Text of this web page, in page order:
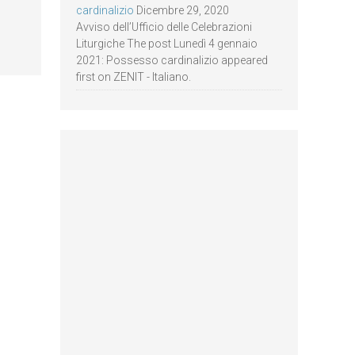
cardinalizio Dicembre 29, 2020
Avviso dell’Ufficio delle Celebrazioni
Liturgiche The post Lunedì 4 gennaio
2021: Possesso cardinalizio appeared
first on ZENIT - Italiano.